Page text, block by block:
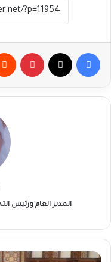
فيسبوك
المدير العام ورئيس
قبيل